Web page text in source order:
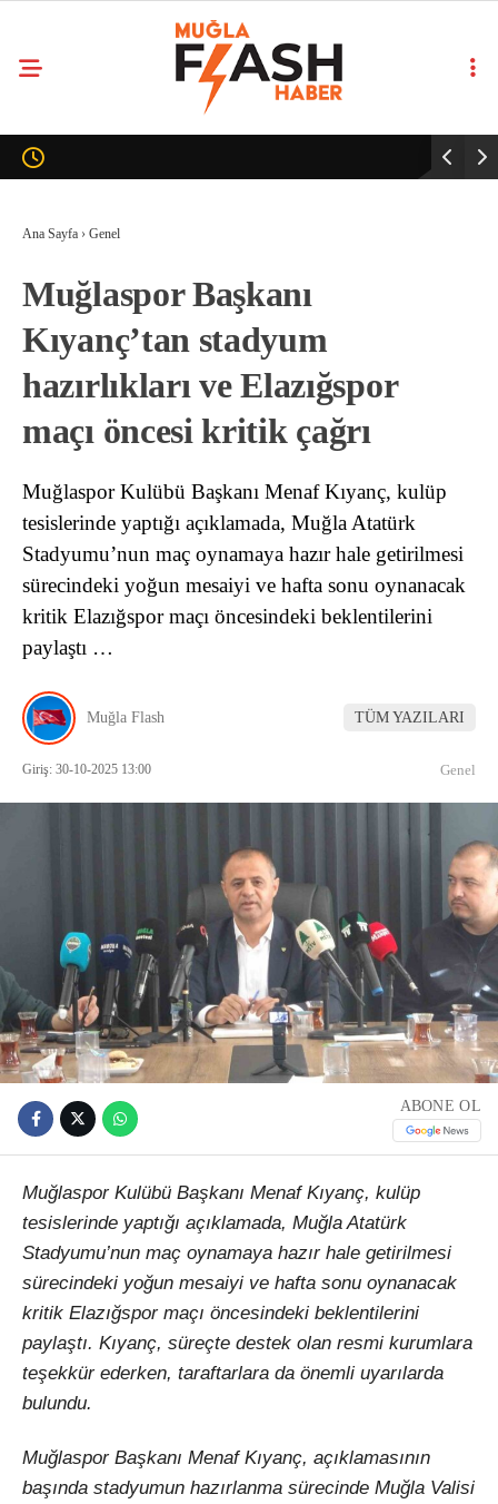
Ana Sayfa › Genel
Muğlaspor Başkanı
Kıyanç’tan stadyum
hazırlıkları ve Elazığspor
maçı öncesi kritik çağrı
Muğlaspor Kulübü Başkanı Menaf Kıyanç, kulüp
tesislerinde yaptığı açıklamada, Muğla Atatürk
Stadyumu’nun maç oynamaya hazır hale getirilmesi
sürecindeki yoğun mesaiyi ve hafta sonu oynanacak
kritik Elazığspor maçı öncesindeki beklentilerini
paylaştı …
Muğla Flash TÜM YAZILARI
Giriş: 30-10-2025 13:00 Genel
ABONE OL
Muğlaspor Kulübü Başkanı Menaf Kıyanç, kulüp
tesislerinde yaptığı açıklamada, Muğla Atatürk
Stadyumu’nun maç oynamaya hazır hale getirilmesi
sürecindeki yoğun mesaiyi ve hafta sonu oynanacak
kritik Elazığspor maçı öncesindeki beklentilerini
paylaştı. Kıyanç, süreçte destek olan resmi kurumlara
teşekkür ederken, taraftarlara da önemli uyarılarda
bulundu.
Muğlaspor Başkanı Menaf Kıyanç, açıklamasının
başında stadyumun hazırlanma sürecinde Muğla Valisi